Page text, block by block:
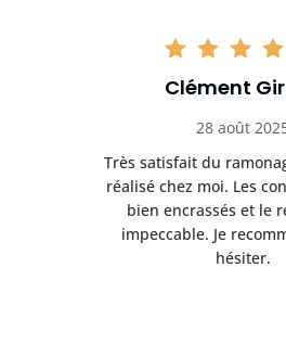
Clément
28 août
Très satisfait du
réalisé chez moi. Les
bien encrassés et le
impeccable. Je
hésiter.